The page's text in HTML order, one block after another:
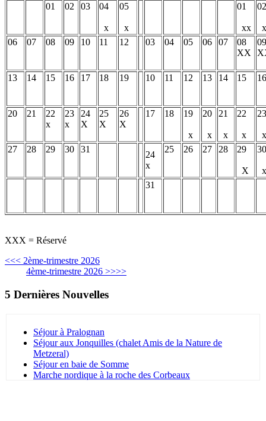
01
02 03 04
x
05
x
01
xx
02
06
07 08 09 10 11 12 03 04 05 06 07
08
XX
09
13 14 15 16 17 18 19 10 11 12 13 14 15 16
20 21
22
x
23
x
24
X
25
X
26
X
17 18 19
x
20
x
21
x
22
x
23
x
27
28 29 30 31
24
x
25 26 27 28 29
X
30
x
31
XXX = Réservé
<<< 2ème-trimestre 2026
4ème-trimestre 2026 >>>>
5 Dernières Nouvelles
Séjour à Pralognan
Séjour aux Jonquilles (chalet Amis de la Nature de
Metzeral)
Séjour en baie de Somme
Marche nordique à la roche des Corbeaux